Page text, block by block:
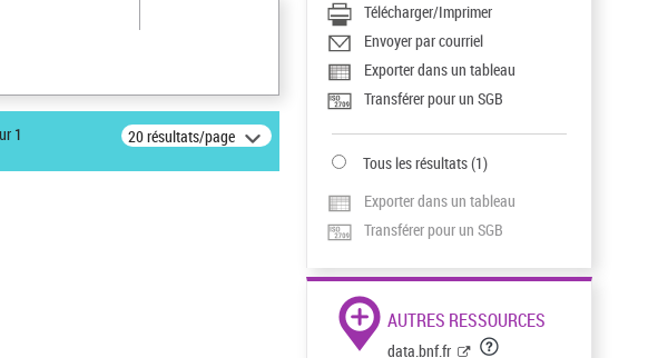
1 20 résultats/page
Télécharger/Imprimer
Envoyer par courriel
Exporter dans un tableau
Transférer pour un SGB
Tous les résultats(1)
Exporter dans un tableau
Transférer pour un SGB
AUTRES RESSOURCES
data.bnf.fr